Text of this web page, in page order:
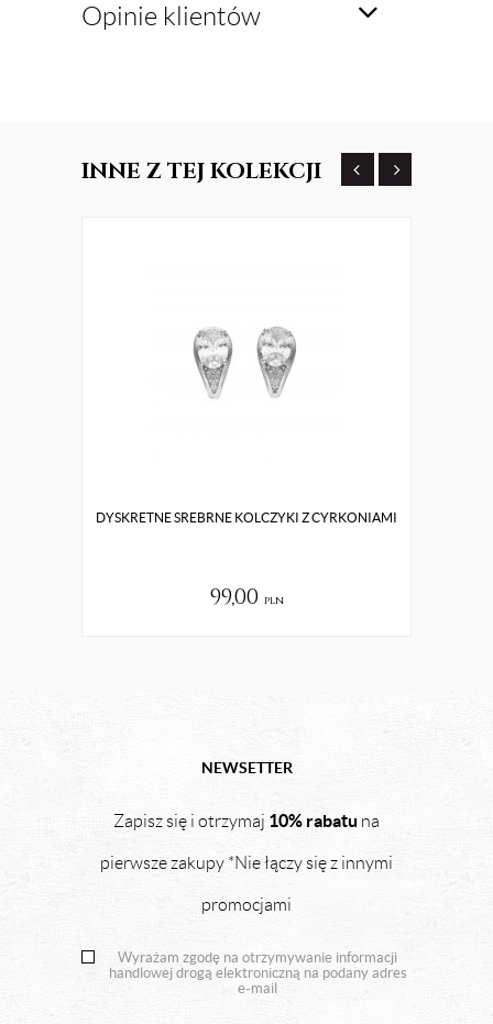
Opinie klientów
INNE Z TEJ KOLEKCJI
DYSKRETNE SREBRNE KOLCZYKI Z CYRKONIAMI
99,00 pln
NEWSETTER
Zapisz się i otrzymaj 10% rabatu na
pierwsze zakupy *Nie łączy się z innymi
promocjami
Wyrażam zgodę na otrzymywanie informacji
handlowej drogą elektroniczną na podany adres
e-mail